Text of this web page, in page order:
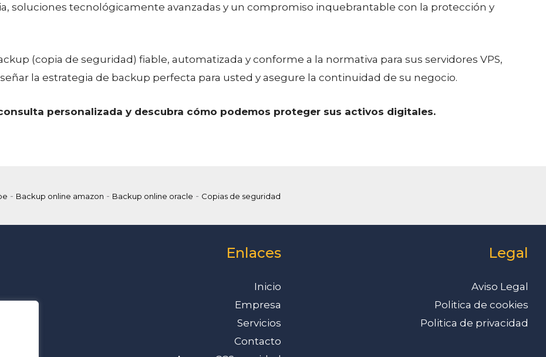
soluciones tecnológicamente avanzadas y un compromiso inquebrantable con la protección y
(copia de seguridad) fiable, automatizada y conforme a la normativa para sus servidores VPS,
la estrategia de backup perfecta para usted y asegure la continuidad de su negocio.
personalizada y descubra cómo podemos proteger sus activos digitales.
- Backup online amazon - Backup online oracle - Copias de seguridad
Enlaces
Inicio
Empresa
Servicios
Contacto
Legal
Aviso Legal
Politica de cookies
Politica de privacidad